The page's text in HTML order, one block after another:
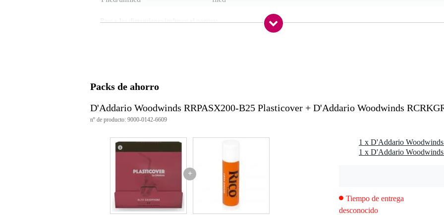
Peso y las dimensiones incluyen el paquete
número de piezas: 5
tipo: limado
material: caña natural
número de artículo: RRP05ASX200
peso: 0,1 kg
Packs de ahorro
D'Addario Woodwinds RRPASX200-B25 Plasticover + D'Addario Woodwinds
nº de producto: 9000-0142-6609
+
Tiempo de entrega
desconocido